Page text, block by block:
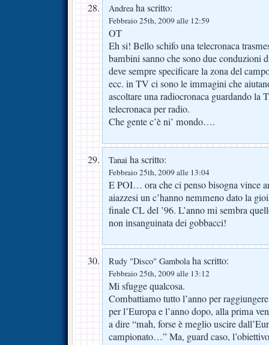
Andreaha scritto:
Febbraio 25th, 2009 alle 12:59
OT
Eh si! Bello schifo una telecronaca
bambini sanno che sono due conduzioni
deve sempre specificare la zona del
ecc. in TV ci sono le immagini che
ascoltare una radiocronaca guardando la
telecronaca per radio.
Che gente c’è ni’ mondo….
Tanai ha scritto:
Febbraio 25th, 2009 alle 13:04
E POI… ora che ci penso bisogna vince
aiazzesi un c’hanno nemmeno dato la
finale CL del ’96. L’anno mi sembra
non insanguinata dei gobbacci!
Rudy "Disco" Gambolaha scritto:
Febbraio 25th, 2009 alle 13:12
Mi sfugge qualcosa.
Combattiamo tutto l’anno per
per l’Europa e l’anno dopo, alla prima
a dire “mah, forse è meglio uscire
campionato…” Ma, guard caso,